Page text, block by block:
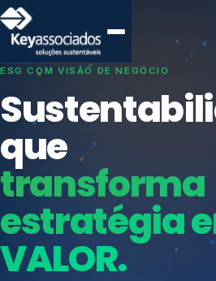
SISTEMAS DE GESTÃO OTIMIZADOS
protege seu
negócio.
Consultoria, auditoria e
ISO 27701, ISO 42001, ISO
Índices de Mercado
Mudanças Climáticas
Reputação e Cadeia
Reporte Regulatório